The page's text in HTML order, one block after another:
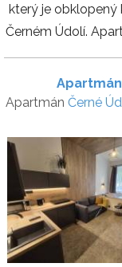
který je obklopený
Černém Údolí.
Apartmán Černé